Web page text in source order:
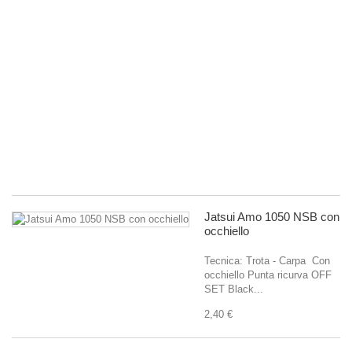
Jatsui Amo 1050 NSB con
occhiello
Tecnica: Trota - Carpa Con
occhiello Punta ricurva OFF
SET Black...
2,40 €